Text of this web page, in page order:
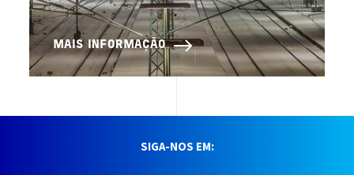
MAIS INFORMAÇÃO
SIGA-NOS EM: